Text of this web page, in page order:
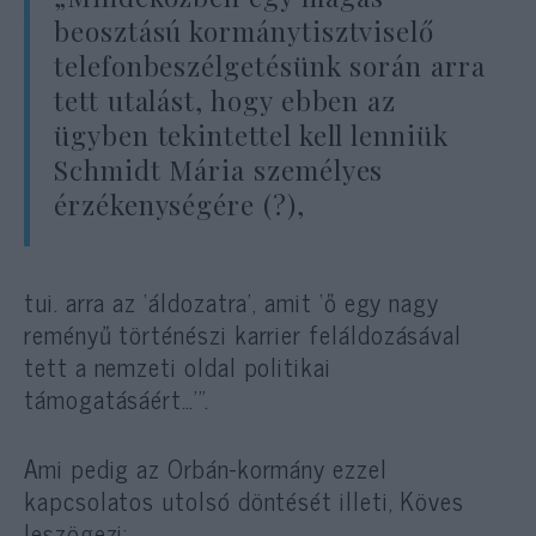
beosztású kormánytisztviselő
telefonbeszélgetésünk során arra
tett utalást, hogy ebben az
ügyben tekintettel kell lenniük
Schmidt Mária személyes
érzékenységére (?),
tui. arra az ‘áldozatra’, amit ‘ő egy nagy
reményű történészi karrier feláldozásával
tett a nemzeti oldal politikai
támogatásáért…’”.
Ami pedig az Orbán-kormány ezzel
kapcsolatos utolsó döntését illeti, Köves